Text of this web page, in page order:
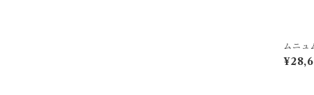
ムニュ
ン 風
ー